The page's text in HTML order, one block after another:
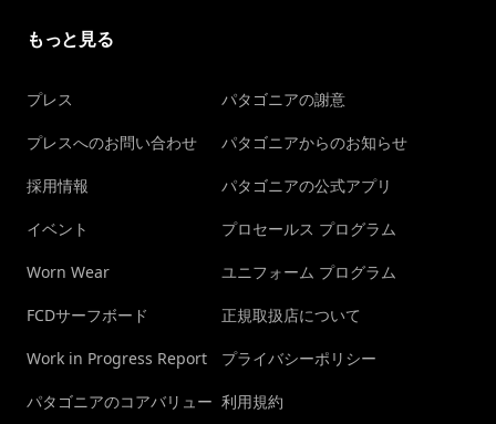
もっと見る
プレス
プレスへのお問い合わせ
採用情報
イベント
Worn Wear
FCDサーフボード
Work in Progress Report
パタゴニアのコアバリュー
パタゴニアの謝意
パタゴニアからのお知らせ
パタゴニアの公式アプリ
プロセールス プログラム
ユニフォーム プログラム
正規取扱店について
プライバシーポリシー
利用規約